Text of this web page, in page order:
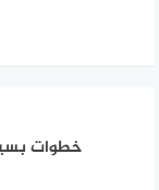
خطوات